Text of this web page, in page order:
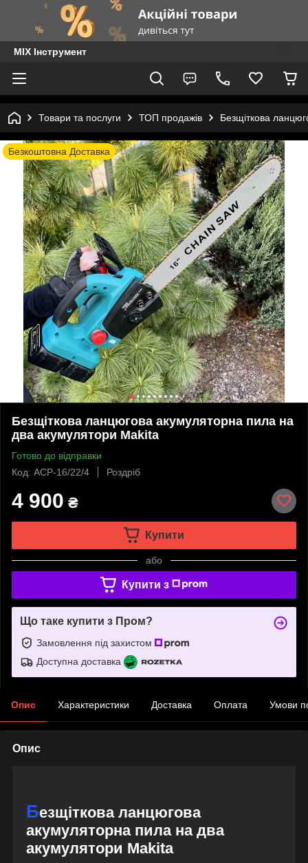
MIX Інструмент
Товари та послуги ТОП продажів Безщіткова
Безкоштовна Доставка
Безщіткова ланцюгова акумуляторна пила на
два акумулятори Makita
Готово до відправки
Код: ACP-16/22/4
Роздріб
4 900 ₴
Купити
або
Купити з
Що таке купити з Пром?
Замовлення під захистом
Доступна доставка
Опис Характеристики Доставка Оплата Умови
Опис
Безщіткова ланцюгова
акумуляторна пила на два
акумулятори Makita